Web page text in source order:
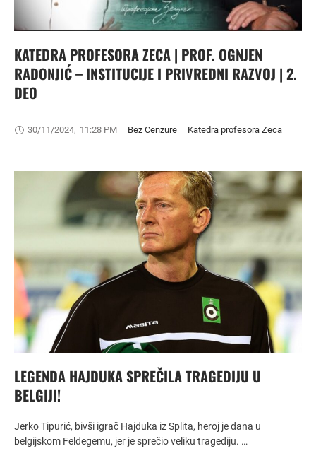
KATEDRA PROFESORA ZECA | PROF. OGNJEN
RADONJIĆ – INSTITUCIJE I PRIVREDNI RAZVOJ | 2.
DEO
30/11/2024, 11:28 PM Bez Cenzure Katedra profesora Zeca
LEGENDA HAJDUKA SPREČILA TRAGEDIJU U
BELGIJI!
Jerko Tipurić, bivši igrač Hajduka iz Splita, heroj je dana u
belgijskom Feldegemu, jer je sprečio veliku tragediju. …